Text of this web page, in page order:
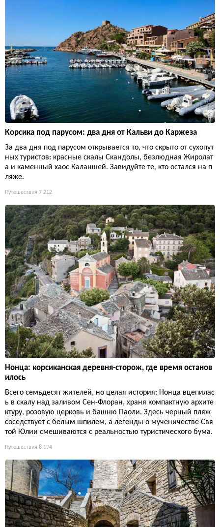
Корсика под парусом: два дня от Кальви до Каржеза
За два дня под парусом открывается то, что скрыто от сухопут
ных туристов: красные скалы Скандолы, безлюдная Жиролат
а и каменный хаос Каланшей. Завидуйте те, кто остался на п
ляже.
Путешествия 7 212
Нонца: корсиканская деревня-сторож, где время останов
илось
Всего семьдесят жителей, но целая история: Нонца вцепилас
ь в скалу над заливом Сен-Флоран, храня компактную архите
ктуру, розовую церковь и башню Паоли. Здесь черный пляж
соседствует с белым шпилем, а легенды о мученичестве Свя
той Юлии смешиваются с реальностью туристического бума.
Путешествия 8 194